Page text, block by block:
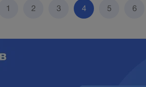
1 2 3 4 5 6